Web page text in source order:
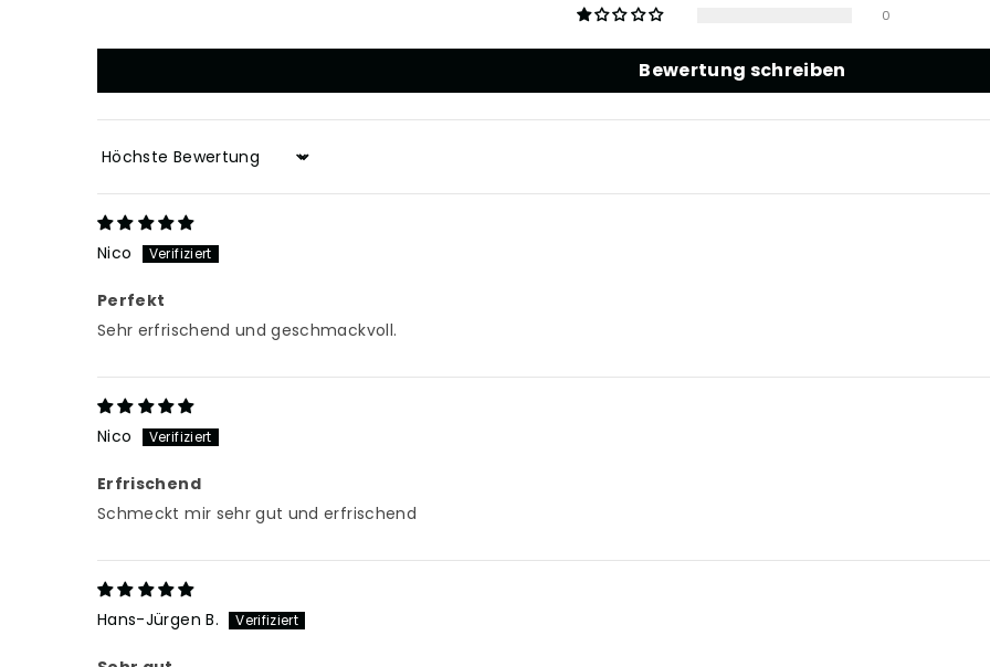
0
Bewertung schreiben
Sort by
Nico
Perfekt
Sehr erfrischend und geschmackvoll.
Nico
Erfrischend
Schmeckt mir sehr gut und erfrischend
Hans-Jürgen B.